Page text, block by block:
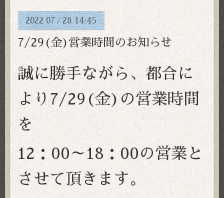
2022 07/28 14:45
7/29(金)営業時間のお知らせ
誠に勝手ながら、都合に
より7/29(金)の営業時間
を
12：00～18：00の営業と
させて頂きます。